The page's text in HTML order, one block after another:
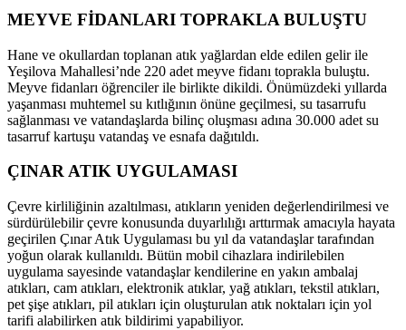
MEYVE FİDANLARI TOPRAKLA BULUŞTU
Hane ve okullardan toplanan atık yağlardan elde edilen gelir ile
Yeşilova Mahallesi’nde 220 adet meyve fidanı toprakla buluştu.
Meyve fidanları öğrenciler ile birlikte dikildi. Önümüzdeki yıllarda
yaşanması muhtemel su kıtlığının önüne geçilmesi, su tasarrufu
sağlanması ve vatandaşlarda bilinç oluşması adına 30.000 adet su
tasarruf kartuşu vatandaş ve esnafa dağıtıldı.
ÇINAR ATIK UYGULAMASI
Çevre kirliliğinin azaltılması, atıkların yeniden değerlendirilmesi ve
sürdürülebilir çevre konusunda duyarlılığı arttırmak amacıyla hayata
geçirilen Çınar Atık Uygulaması bu yıl da vatandaşlar tarafından
yoğun olarak kullanıldı. Bütün mobil cihazlara indirilebilen
uygulama sayesinde vatandaşlar kendilerine en yakın ambalaj
atıkları, cam atıkları, elektronik atıklar, yağ atıkları, tekstil atıkları,
pet şişe atıkları, pil atıkları için oluşturulan atık noktaları için yol
tarifi alabilirken atık bildirimi yapabiliyor.